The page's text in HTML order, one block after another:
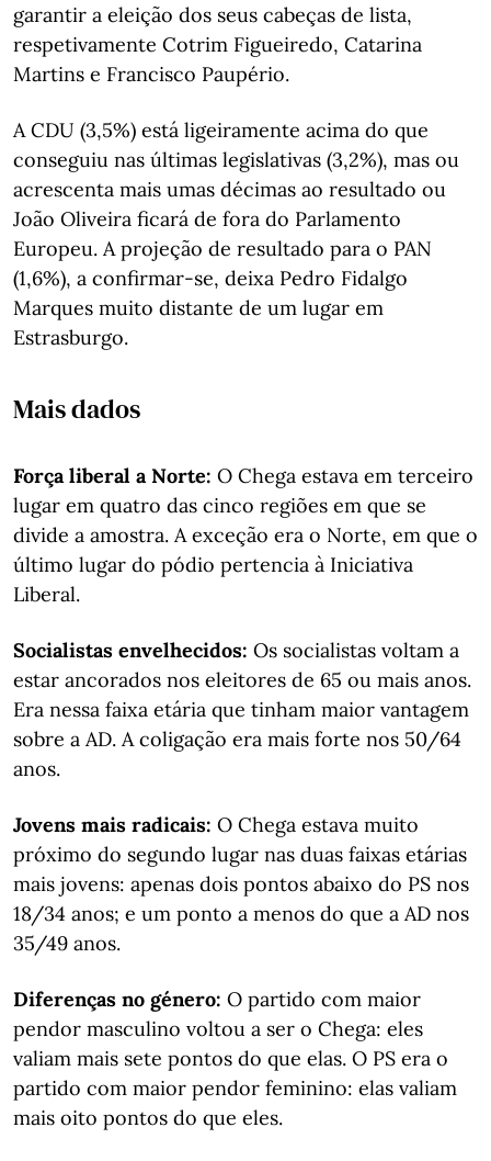
garantir a eleição dos seus cabeças de lista,
respetivamente Cotrim Figueiredo, Catarina
Martins e Francisco Paupério.
A CDU (3,5%) está ligeiramente acima do que
conseguiu nas últimas legislativas (3,2%), mas ou
acrescenta mais umas décimas ao resultado ou
João Oliveira ficará de fora do Parlamento
Europeu. A projeção de resultado para o PAN
(1,6%), a confirmar-se, deixa Pedro Fidalgo
Marques muito distante de um lugar em
Estrasburgo.
Mais dados
Força liberal a Norte: O Chega estava em terceiro
lugar em quatro das cinco regiões em que se
divide a amostra. A exceção era o Norte, em que o
último lugar do pódio pertencia à Iniciativa
Liberal.
Socialistas envelhecidos: Os socialistas voltam a
estar ancorados nos eleitores de 65 ou mais anos.
Era nessa faixa etária que tinham maior vantagem
sobre a AD. A coligação era mais forte nos 50/64
anos.
Jovens mais radicais: O Chega estava muito
próximo do segundo lugar nas duas faixas etárias
mais jovens: apenas dois pontos abaixo do PS nos
18/34 anos; e um ponto a menos do que a AD nos
35/49 anos.
Diferenças no género: O partido com maior
pendor masculino voltou a ser o Chega: eles
valiam mais sete pontos do que elas. O PS era o
partido com maior pendor feminino: elas valiam
mais oito pontos do que eles.